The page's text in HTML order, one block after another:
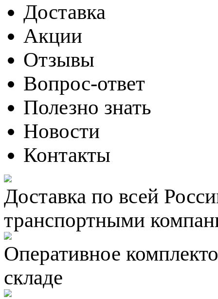
Доставка
Акции
Отзывы
Вопрос-ответ
Полезно знать
Новости
Контакты
Доставка по всей
транспортными
Оперативное
складе